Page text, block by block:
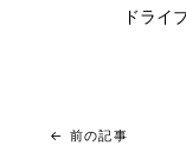
ドライ
← 前の記事